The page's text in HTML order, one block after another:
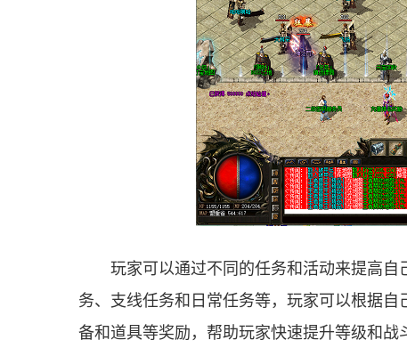
玩家可以通过不同的任务和活动来提高
务、支线任务和日常任务等，玩家可以根据
备和道具等奖励，帮助玩家快速提升等级和战